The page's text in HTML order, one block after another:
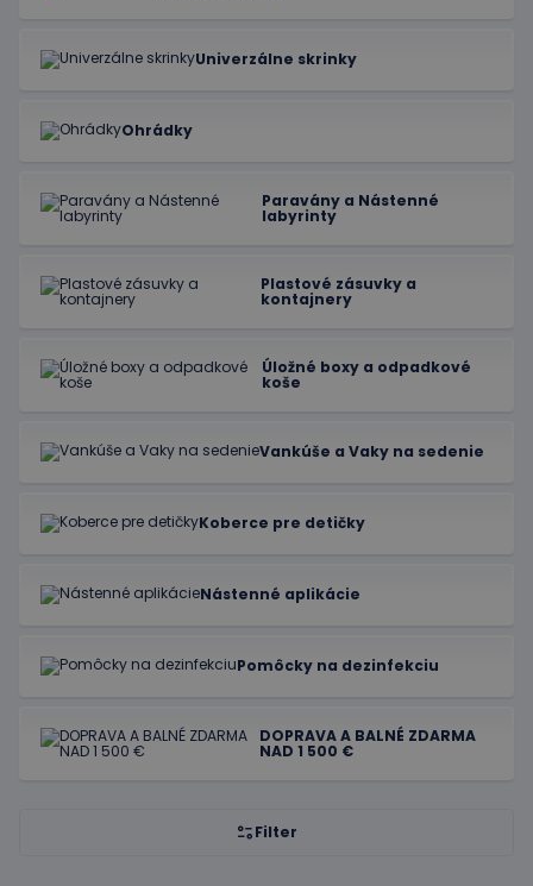
Univerzálne skrinky
Ohrádky
Paravány a Nástenné
labyrinty
Plastové zásuvky a
kontajnery
Úložné boxy a odpadkové
koše
Vankúše a Vaky na sedenie
Koberce pre detičky
Nástenné aplikácie
Pomôcky na dezinfekciu
DOPRAVA A BALNÉ ZDARMA
NAD 1 500 €
Filter